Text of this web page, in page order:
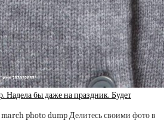
Надела бы даже на праздник. Будет